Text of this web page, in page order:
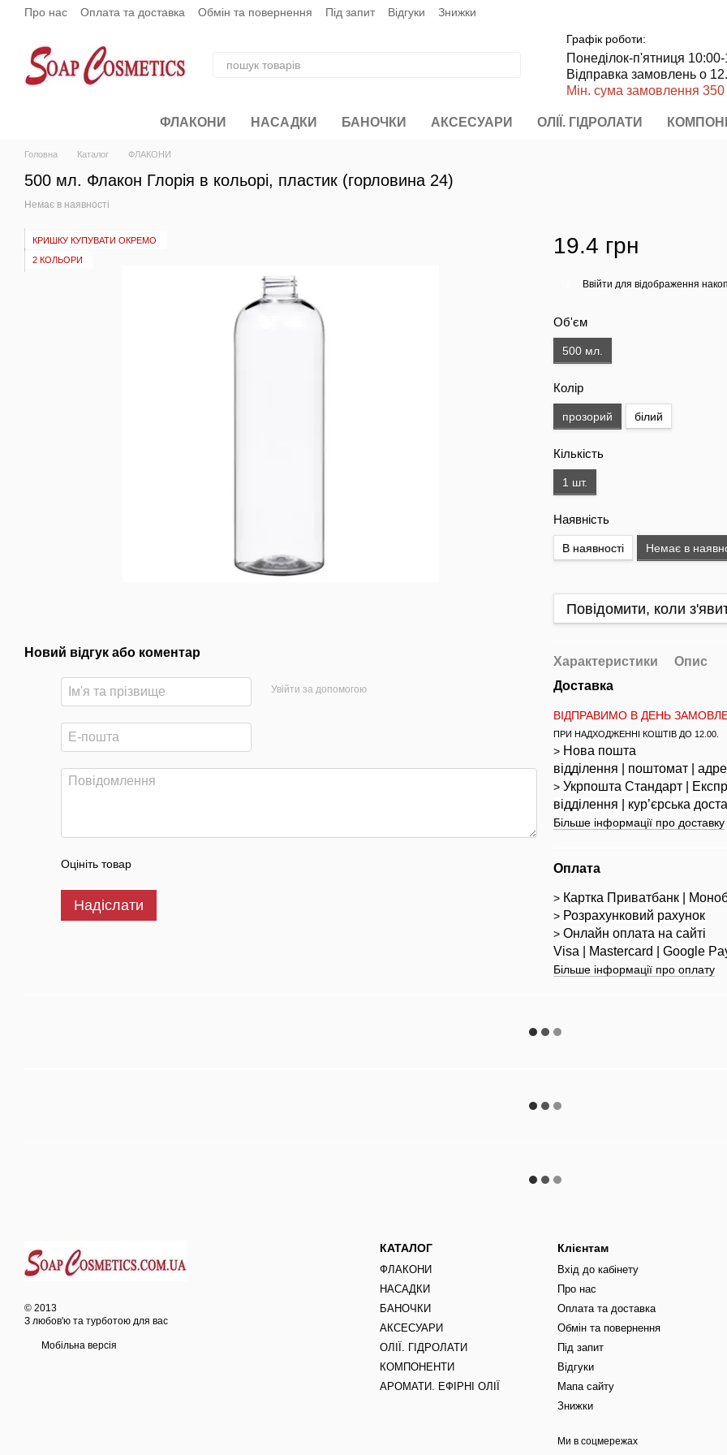
Перейти до основного контенту
Про нас Оплата та доставка Обмін та повернення Під запит Відгуки Знижки
Графік роботи:
Понеділок-п'ятниця
Відправка замовлень о
Мін. сума замовлення 350
ФЛАКОНИ НАСАДКИ БАНОЧКИ АКСЕСУАРИ ОЛІЇ. ГІДРОЛАТИ
Головна Каталог ФЛАКОНИ
500 мл. Флакон Глорія в кольорі, пластик (горловина 24)
Немає в наявності
КРИШКУ КУПУВАТИ ОКРЕМО
2 КОЛЬОРИ
Новий відгук або коментар
Увійти за допомогою
Оцініть товар
Надіслати
19.4 грн
Ввійти для відображення
Об'єм
500 мл.
Колір
прозорий білий
Кількість
1 шт.
Наявність
В наявності Немає в
Повідомити, коли
Характеристики
Опис
Доставка
ВІДПРАВИМО В ДЕНЬ
ПРИ НАДХОДЖЕННІ КОШТІВ ДО 12.00.
> Нова пошта
відділення | поштомат |
> Укрпошта Стандарт
|
відділення | кур’єрська
Більше інформації про доставку
Оплата
> Картка Приватбанк |
> Розрахунковий рахунок
> Онлайн оплата на сайті
Visa | Mastercard | Google
Більше інформації про оплату
© 2013
З любов'ю та турботою для вас
Мобільна версія
КАТАЛОГ
ФЛАКОНИ
НАСАДКИ
БАНОЧКИ
АКСЕСУАРИ
ОЛІЇ. ГІДРОЛАТИ
КОМПОНЕНТИ
АРОМАТИ. ЕФІРНІ ОЛІЇ
Клієнтам
Вхід до кабінету
Про нас
Оплата та доставка
Обмін та повернення
Під запит
Відгуки
Мапа сайту
Знижки
Ми в соцмережах